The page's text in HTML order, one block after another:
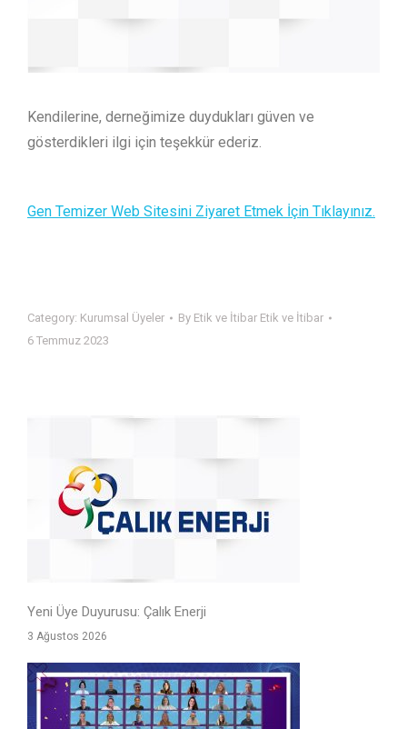
Kendilerine, derneğimize duydukları güven ve
gösterdikleri ilgi için teşekkür ederiz.
Gen Temizer Web Sitesini Ziyaret Etmek İçin Tıklayınız.
Category: Kurumsal Üyeler By Etik ve İtibar Etik ve İtibar
6 Temmuz 2023
Yeni Üye Duyurusu: Çalık Enerji
3 Ağustos 2026